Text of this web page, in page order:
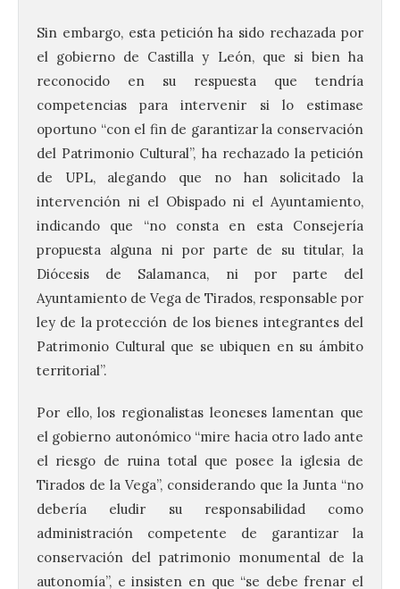
Sin embargo, esta petición ha sido rechazada por
el gobierno de Castilla y León, que si bien ha
reconocido en su respuesta que tendría
competencias para intervenir si lo estimase
oportuno “con el fin de garantizar la conservación
del Patrimonio Cultural”, ha rechazado la petición
de UPL, alegando que no han solicitado la
intervención ni el Obispado ni el Ayuntamiento,
indicando que “no consta en esta Consejería
propuesta alguna ni por parte de su titular, la
Diócesis de Salamanca, ni por parte del
Ayuntamiento de Vega de Tirados, responsable por
ley de la protección de los bienes integrantes del
Patrimonio Cultural que se ubiquen en su ámbito
territorial”.
Por ello, los regionalistas leoneses lamentan que
el gobierno autonómico “mire hacia otro lado ante
el riesgo de ruina total que posee la iglesia de
Tirados de la Vega”, considerando que la Junta “no
debería eludir su responsabilidad como
administración competente de garantizar la
conservación del patrimonio monumental de la
autonomía”, e insisten en que “se debe frenar el